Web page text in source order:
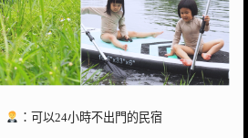
：可以24小時不出門的民宿